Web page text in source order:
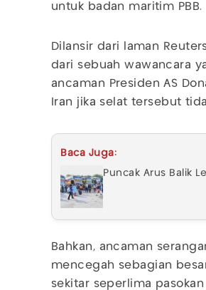
untuk badan maritim PBB.
Dilansir dari laman
dari sebuah wawancara
ancaman Presiden AS
Iran jika selat tersebut
Baca Juga:
Puncak Arus Balik
Bahkan, ancaman
mencegah sebagian
sekitar seperlima